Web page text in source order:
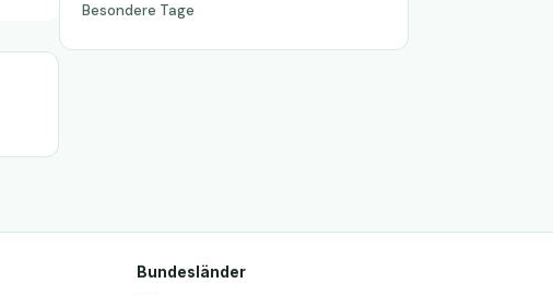
Besondere Tage
Bundesländer